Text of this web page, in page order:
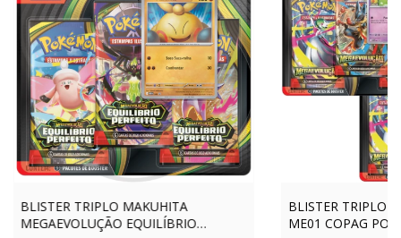
BLISTER TRIPLO MAKUHITA
MEGAEVOLUÇÃO EQUILÍBRIO
BLISTER TRIPLO
ME01 COPAG